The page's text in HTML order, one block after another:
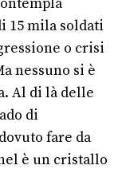
15 mila soldati
o crisi
nessuno si è
Al di là delle
di
fare da
è un cristallo